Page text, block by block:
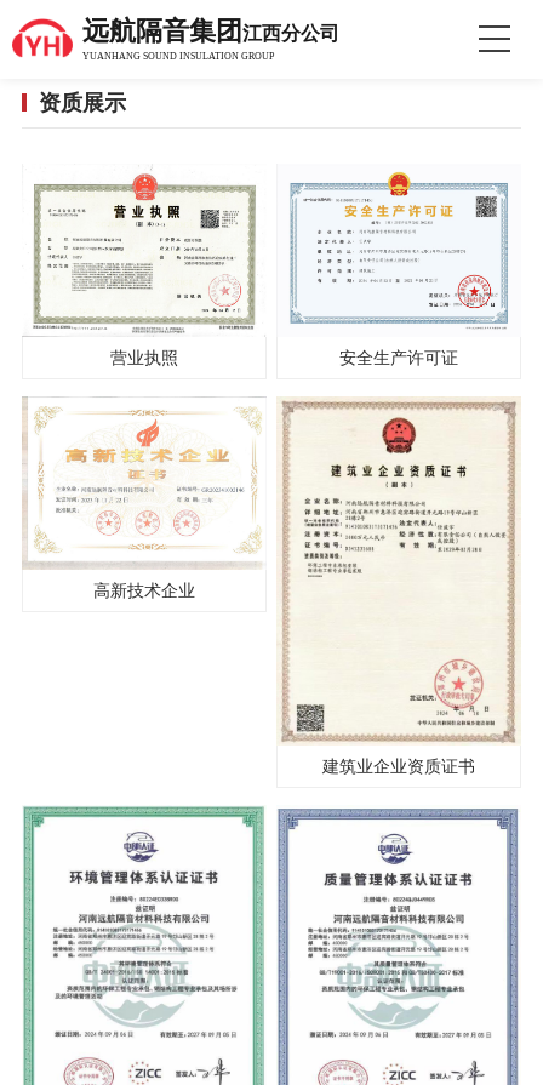
远航隔音集团 江西分公司
YUANHANG SOUND INSULATION GROUP
资质展示
营业执照 安全生产许可证
高新技术企业
建筑业企业资质证书